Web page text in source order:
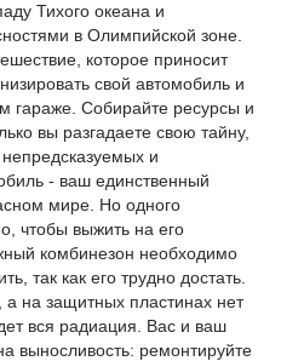
Тихого океана и
в Олимпийской зоне.
которое приносит
свой автомобиль и
гараже. Собирайте ресурсы и
вы разгадаете свою тайну,
и
- ваш единственный
мире. Но одного
чтобы выжить на его
комбинезон необходимо
так как его трудно достать.
на защитных пластинах нет
вся радиация. Вас и ваш
выносливость: ремонтируйте